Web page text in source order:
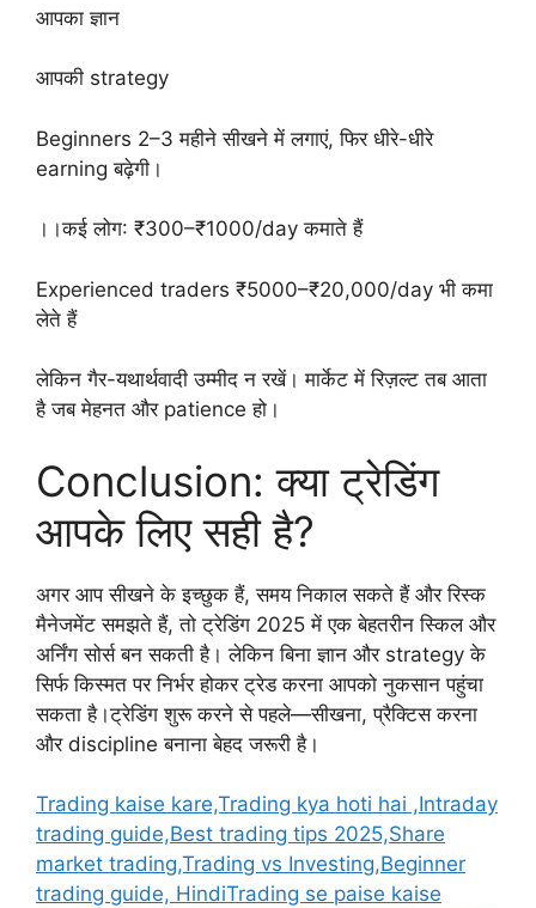
आपका ज्ञान
आपकी strategy
Beginners 2–3 महीने सीखने में लगाएं, फिर धीरे-धीरे
earning बढ़ेगी।
।।कई लोग: ₹300–₹1000/day कमाते हैं
Experienced traders ₹5000–₹20,000/day भी कमा
लेते हैं
लेकिन गैर-यथार्थवादी उम्मीद न रखें। मार्केट में रिज़ल्ट तब आता
है जब मेहनत और patience हो।
Conclusion: क्या ट्रेडिंग
आपके लिए सही है?
अगर आप सीखने के इच्छुक हैं, समय निकाल सकते हैं और रिस्क
मैनेजमेंट समझते हैं, तो ट्रेडिंग 2025 में एक बेहतरीन स्किल और
अर्निंग सोर्स बन सकती है। लेकिन बिना ज्ञान और strategy के
सिर्फ किस्मत पर निर्भर होकर ट्रेड करना आपको नुकसान पहुंचा
सकता है।ट्रेडिंग शुरू करने से पहले—सीखना, प्रैक्टिस करना
और discipline बनाना बेहद जरूरी है।
Trading kaise kare,Trading kya hoti hai ,Intraday
trading guide,Best trading tips 2025,Share
market trading,Trading vs Investing,Beginner
trading guide, HindiTrading se paise kaise